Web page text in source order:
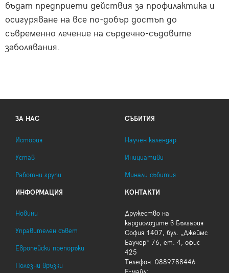
бъдат предприети действия за профилактика и
осигуряване на все по-добър достъп до
съвременно лечение на сърдечно-съдовите
заболявания.
ЗА НАС
История
Устав
Работни групи
СЪБИТИЯ
Научен календар
Инициативи
Минали събития
ИНФОРМАЦИЯ
Новини
Управителен съвет
Европейски препоръки
Полезни връзки
КОНТАКТИ
Дружество на
кардиолозите в България
София 1407, бул. „Джеймс
Баучер“ 76, ет. 4, офис
425
Телефон: 0889788446